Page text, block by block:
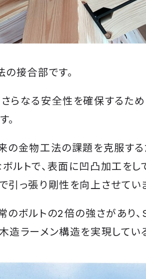
接合部です。
らなる安全性を確保するため
。
の金物工法の課題を克服す
ルトで、表面に凹凸加工をし
引っ張り剛性を向上させてい
のボルトの2倍の強さがあり
造ラーメン構造を実現してい